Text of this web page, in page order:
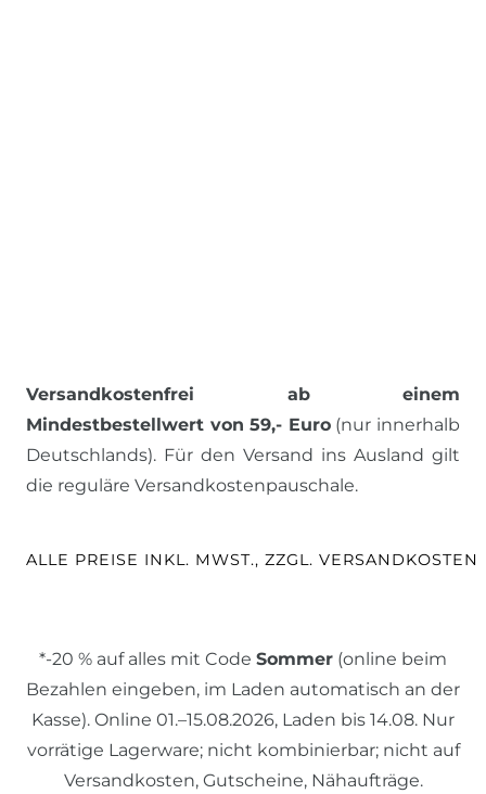
Versandkostenfrei ab einem
Mindestbestellwert von 59,- Euro(nur innerhalb
Deutschlands). Für den Versand ins Ausland gilt
die reguläre Versandkostenpauschale.
ALLE PREISE INKL. MWST., ZZGL. VERSANDKOSTEN
*-20 % auf alles mit Code Sommer (online beim
Bezahlen eingeben, im Laden automatisch an der
Kasse). Online 01.–15.08.2026, Laden bis 14.08. Nur
vorrätige Lagerware; nicht kombinierbar; nicht auf
Versandkosten, Gutscheine, Nähaufträge.